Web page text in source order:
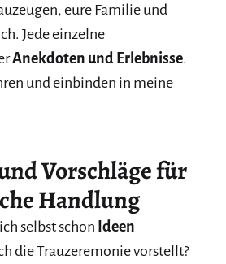
eure Familie und
Jede einzelne
Anekdoten und Erlebnisse.
und einbinden in meine
Vorschläge für
Handlung
selbst schon Ideen
die Trauzeremonie vorstellt?